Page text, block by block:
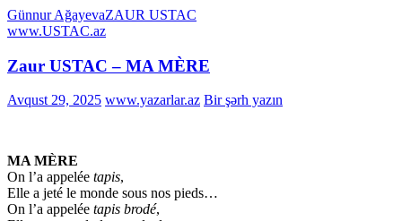
Günnur AğayevaZAUR USTAC
www.USTAC.az
Zaur USTAC – MA MÈRE
Avqust 29, 2025 www.yazarlar.az Bir şərh yazın
MA MÈRE
On l’a appelée tapis,
Elle a jeté le monde sous nos pieds…
On l’a appelée tapis brodé,